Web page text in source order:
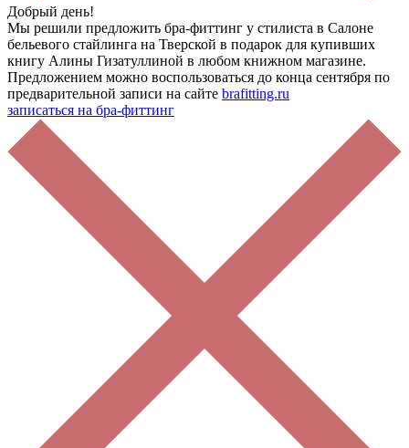
Добрый день!
Мы решили предложить бра-фиттинг у стилиста в Салоне
бельевого стайлинга на Тверской в подарок для купивших
книгу Алины Гизатуллиной в любом книжном магазине.
Предложением можно воспользоваться до конца сентября по
предварительной записи на сайте brafitting.ru
записаться на бра-фиттинг